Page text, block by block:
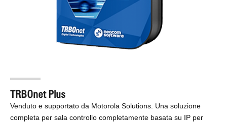
TRBOnet Plus
Venduto e supportato da Motorola Solutions. Una soluzione
completa per sala controllo completamente basata su IP per